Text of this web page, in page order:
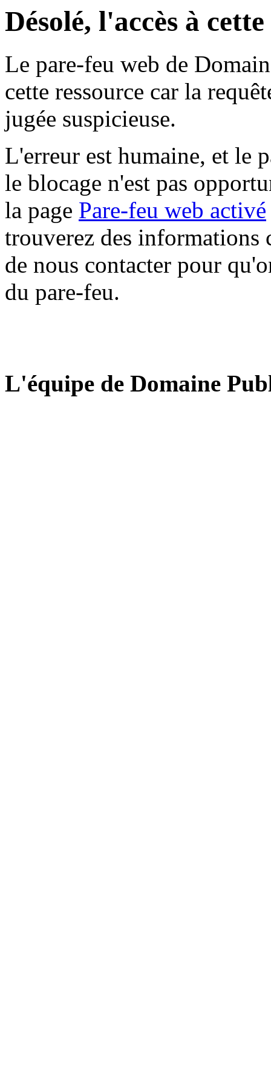
Désolé, l'accès à
Le pare-feu web de
cette ressource car la
jugée suspicieuse.
L'erreur est humaine, et le
le blocage n'est pas
la page Pare-feu web activé
trouverez des informations
de nous contacter pour
du pare-feu.
L'équipe de Domaine